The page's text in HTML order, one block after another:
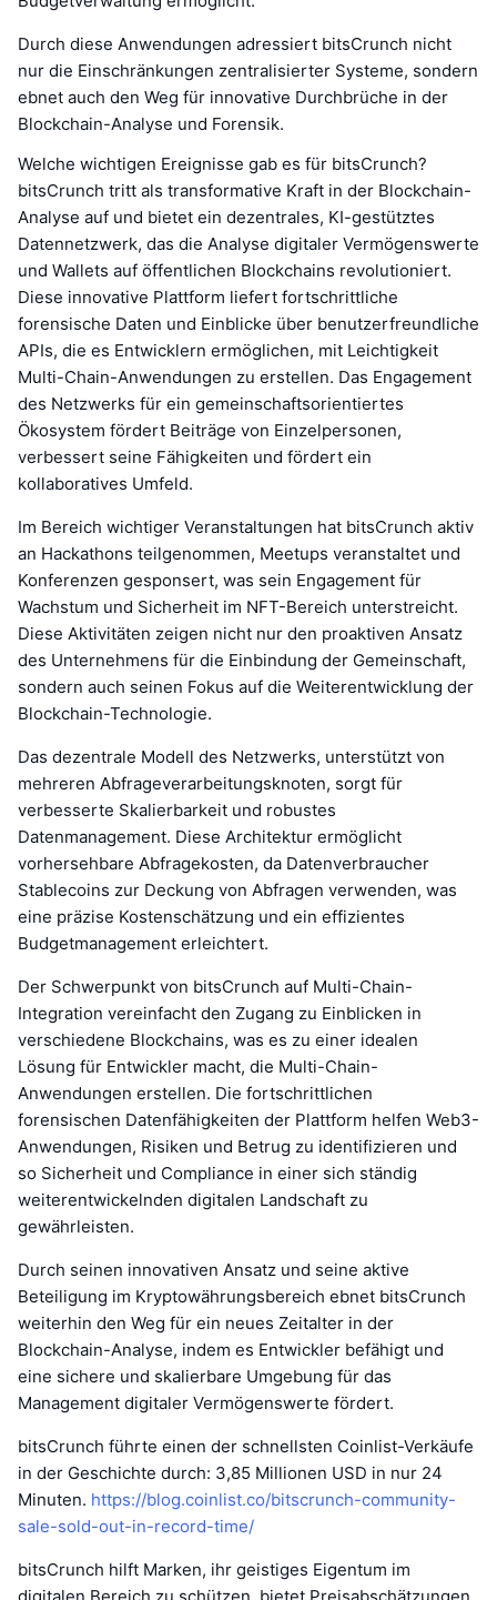
Durch diese Anwendungen adressiert bitsCrunch nicht
nur die Einschränkungen zentralisierter Systeme, sondern
ebnet auch den Weg für innovative Durchbrüche in der
Blockchain-Analyse und Forensik.
Welche wichtigen Ereignisse gab es für bitsCrunch?
bitsCrunch tritt als transformative Kraft in der Blockchain-
Analyse auf und bietet ein dezentrales, KI-gestütztes
Datennetzwerk, das die Analyse digitaler Vermögenswerte
und Wallets auf öffentlichen Blockchains revolutioniert.
Diese innovative Plattform liefert fortschrittliche
forensische Daten und Einblicke über benutzerfreundliche
APIs, die es Entwicklern ermöglichen, mit Leichtigkeit
Multi-Chain-Anwendungen zu erstellen. Das Engagement
des Netzwerks für ein gemeinschaftsorientiertes
Ökosystem fördert Beiträge von Einzelpersonen,
verbessert seine Fähigkeiten und fördert ein
kollaboratives Umfeld.
Im Bereich wichtiger Veranstaltungen hat bitsCrunch aktiv
an Hackathons teilgenommen, Meetups veranstaltet und
Konferenzen gesponsert, was sein Engagement für
Wachstum und Sicherheit im NFT-Bereich unterstreicht.
Diese Aktivitäten zeigen nicht nur den proaktiven Ansatz
des Unternehmens für die Einbindung der Gemeinschaft,
sondern auch seinen Fokus auf die Weiterentwicklung der
Blockchain-Technologie.
Das dezentrale Modell des Netzwerks, unterstützt von
mehreren Abfrageverarbeitungsknoten, sorgt für
verbesserte Skalierbarkeit und robustes
Datenmanagement. Diese Architektur ermöglicht
vorhersehbare Abfragekosten, da Datenverbraucher
Stablecoins zur Deckung von Abfragen verwenden, was
eine präzise Kostenschätzung und ein effizientes
Budgetmanagement erleichtert.
Der Schwerpunkt von bitsCrunch auf Multi-Chain-
Integration vereinfacht den Zugang zu Einblicken in
verschiedene Blockchains, was es zu einer idealen
Lösung für Entwickler macht, die Multi-Chain-
Anwendungen erstellen. Die fortschrittlichen
forensischen Datenfähigkeiten der Plattform helfen Web3-
Anwendungen, Risiken und Betrug zu identifizieren und
so Sicherheit und Compliance in einer sich ständig
weiterentwickelnden digitalen Landschaft zu
gewährleisten.
Durch seinen innovativen Ansatz und seine aktive
Beteiligung im Kryptowährungsbereich ebnet bitsCrunch
weiterhin den Weg für ein neues Zeitalter in der
Blockchain-Analyse, indem es Entwickler befähigt und
eine sichere und skalierbare Umgebung für das
Management digitaler Vermögenswerte fördert.
bitsCrunch führte einen der schnellsten Coinlist-Verkäufe
in der Geschichte durch: 3,85 Millionen USD in nur 24
Minuten. https://blog.coinlist.co/bitscrunch-community-
sale-sold-out-in-record-time/
bitsCrunch hilft Marken, ihr geistiges Eigentum im